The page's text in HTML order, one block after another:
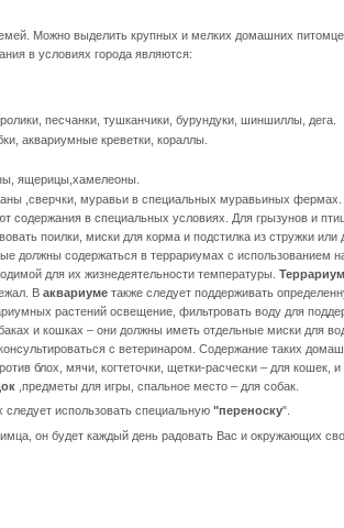
Можно выделить крупных и мелких домашних
в условиях города являются:
песчанки, тушканчики, бурундуки, шиншиллы, дега.
аквариумные креветки, кораллы.
ящерицы,хамелеоны.
,сверчки, муравьи в специальных муравьиных фермах.
в специальных условиях. Для грызунов и
поилки, миски для корма и подстилка из стружки или
должны содержаться в террариумах с использованием
для их жизнедеятельности температуры. Террариум
В аквариуме также следует поддерживать
растений освещение, фильтровать воду для
и кошках – они должны иметь отдельные миски для
с ветеринаром. Содержание таких
блох, мячи, когтеточки, щетки-расчески – для кошек, и
,предметы для игры, спальное место – для собак.
использовать специальную "переноску".
он будет каждый день радовать Вас и окружающих